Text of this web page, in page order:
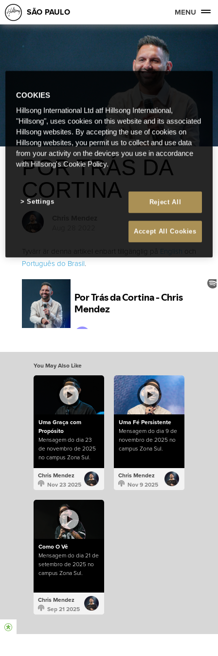
SÃO PAULO MENU
POR TRÁS DA
CORTINA
Tyvärr är denna artikel enbart tillgänglig på English och
Português do Brasil.
You May Also Like
Uma Graça com
Propósito
Mensagem do dia 23
de novembro de 2025
no campus Zona Sul.
Chris Mendez
Nov 23 2025
Uma Fé Persistente
Mensagem do dia 9 de
novembro de 2025 no
campus Zona Sul.
Chris Mendez
Nov 9 2025
Como O Vê
Mensagem do dia 21 de
setembro de 2025 no
campus Zona Sul.
Chris Mendez
Sep 21 2025
COOKIES
Hillsong International Ltd atf Hillsong International,
"Hillsong", uses cookies on this website and its associated
Hillsong websites. By accepting the use of cookies on
Hillsong websites, you permit us to collect and use data
from your activity on the devices you use in accordance
with Hillsong's Cookie Policy.
Reject All
Accept All Cookies
Settings